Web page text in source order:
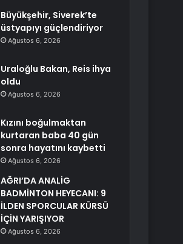
Büyükşehir, Siverek’te
üstyapıyı güçlendiriyor
Ağustos 6, 2026
Uraloğlu Bakan, Reis ihya
oldu
Ağustos 6, 2026
Kızını boğulmaktan
kurtaran baba 40 gün
sonra hayatını kaybetti
Ağustos 6, 2026
AĞRI’DA ANALİG
BADMİNTON HEYECANI: 9
İLDEN SPORCULAR KÜRSÜ
İÇİN YARIŞIYOR
Ağustos 6, 2026